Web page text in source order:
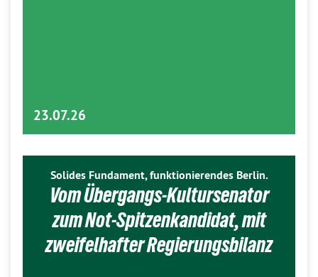
23.07.26
Solides Fundament, funktionierendes Berlin.
Vom Übergangs-Kultursenator
zum Not-Spitzenkandidat, mit
zweifelhafter Regierungsbilanz